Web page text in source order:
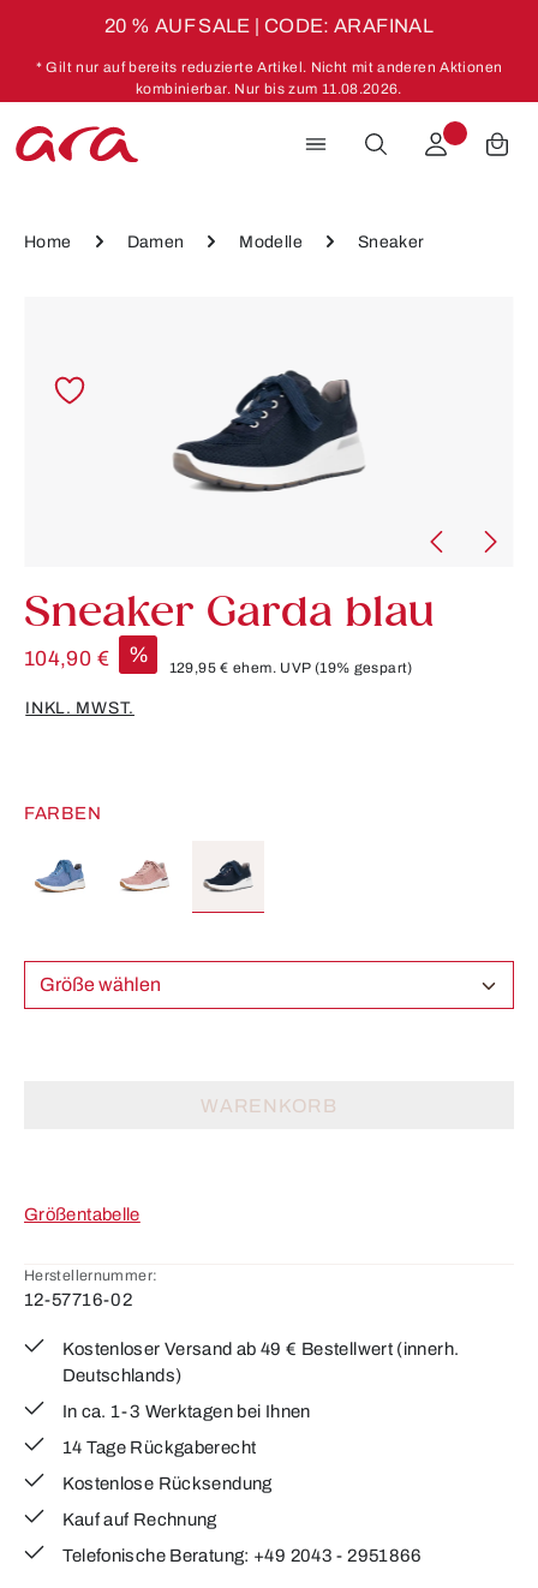
20 % AUF SALE | CODE: ARAFINAL
* Gilt nur auf bereits reduzierte Artikel. Nicht mit anderen Aktionen
kombinierbar. Nur bis zum 11.08.2026.
Home Damen Modelle Sneaker
Sneaker Garda blau
104,90 € %
129,95 € ehem. UVP (19% gespart)
INKL. MWST.
FARBEN
Größe wählen
WARENKORB
Größentabelle
Herstellernummer:
12-57716-02
Kostenloser Versand ab 49 € Bestellwert (innerh.
Deutschlands)
In ca. 1-3 Werktagen bei Ihnen
14 Tage Rückgaberecht
Kostenlose Rücksendung
Kauf auf Rechnung
Telefonische Beratung: +49 2043 - 2951866